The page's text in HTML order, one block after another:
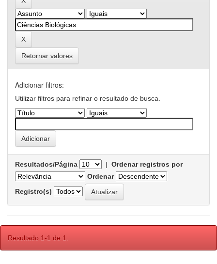
Retornar valores
Adicionar filtros:
Utilizar filtros para refinar o resultado de busca.
Resultados/Página | Ordenar registros por
Ordenar
Registro(s)
Resultado 1-1 de 1.